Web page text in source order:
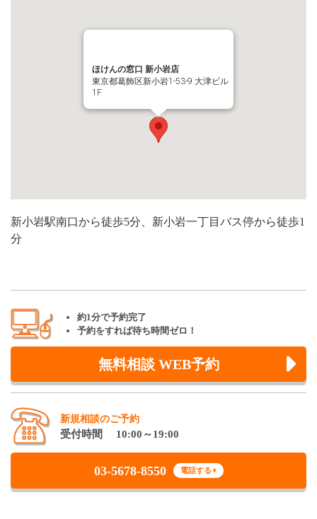
ほけんの窓口 新小岩店
東京都葛飾区新小岩1-53-9 大津ビル
1F
新小岩駅南口から徒歩5分、新小岩一丁目バス停から徒歩1
分
約1分で予約完了
予約をすれば待ち時間ゼロ！
無料相談 WEB予約
新規相談のご予約
受付時間 10:00～19:00
03-5678-8550 電話する